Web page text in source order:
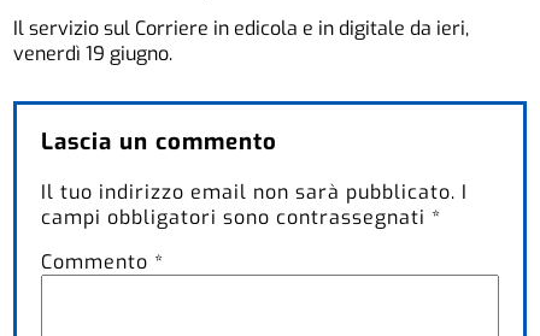
Il servizio sul Corriere in edicola e in digitale da ieri,
venerdì 19 giugno.
Lascia un commento
Il tuo indirizzo email non sarà pubblicato. I
campi obbligatori sono contrassegnati *
Commento *